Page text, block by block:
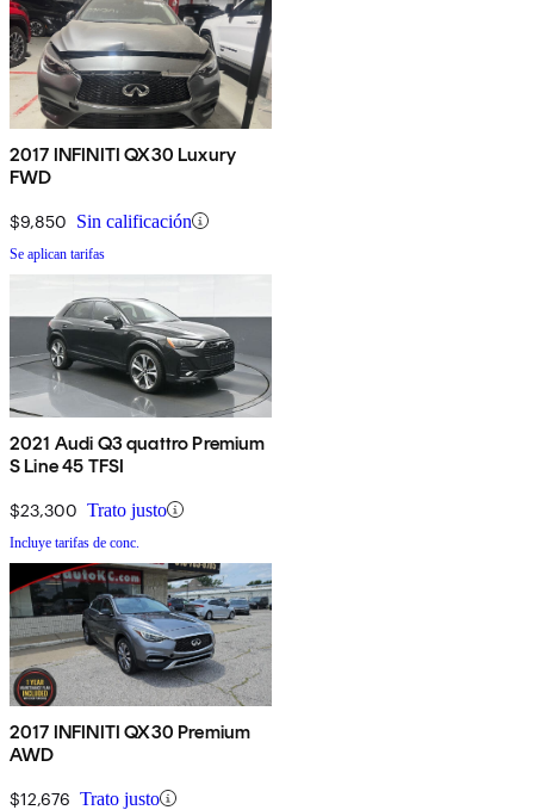
2017 INFINITI QX30 Luxury
FWD
$9,850 Sin calificación
Se aplican tarifas
2021 Audi Q3 quattro Premium
S Line 45 TFSI
$23,300 Trato justo
Incluye tarifas de conc.
2017 INFINITI QX30 Premium
AWD
$12,676 Trato justo